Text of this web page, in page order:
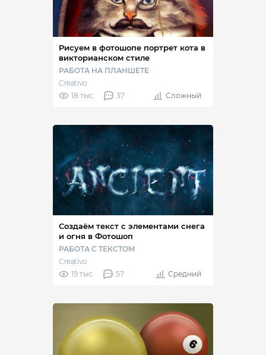
Рисуем в фотошопе портрет кота в
викторианском стиле
РАБОТА НА ПЛАНШЕТЕ
Creativo
18 тыс.
37 Сложный
Создаём текст с элементами снега
и огня в Фотошоп
РАБОТА С ТЕКСТОМ
Creativo
19 тыс.
57 Средний